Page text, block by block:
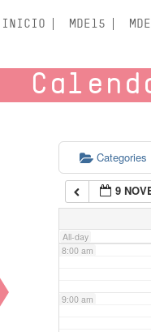
INICIO MDE15
Categories
9
All-day
5:00 am
6:00 am
7:00 am
8:00 am
9:00 am